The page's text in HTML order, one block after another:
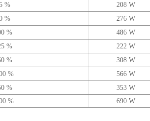
% 208 W
%
276 W
%
486 W
%
222 W
%
308 W
%
566 W
%
353 W
%
690 W